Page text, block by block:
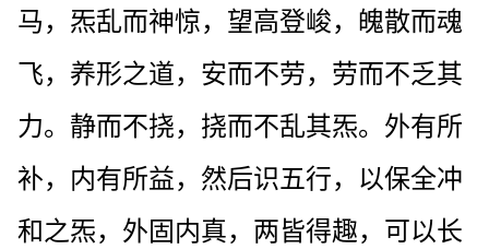
马，炁乱而神惊，望高登峻，魄散而魂
飞，养形之道，安而不劳，劳而不乏其
力。静而不挠，挠而不乱其炁。外有所
补，内有所益，然后识五行，以保全冲
和之炁，外固内真，两皆得趣，可以长